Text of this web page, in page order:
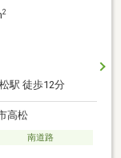
2
駅 徒歩12分
高松
南道路